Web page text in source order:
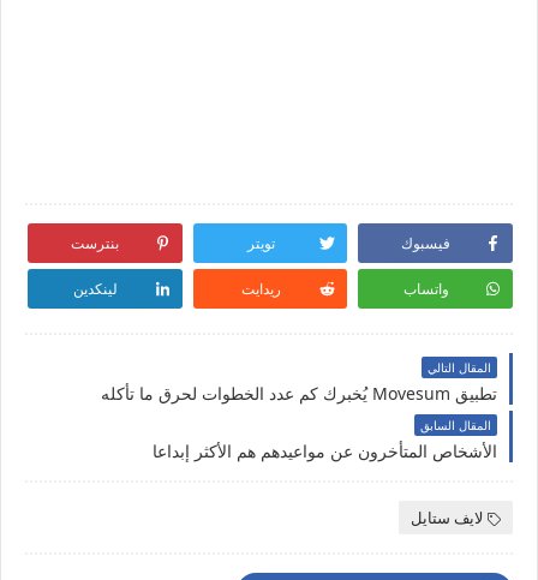
فيسبوك تويتر بنترست
واتساب ريدايت لينكدين
المقال التالي
تطبيق Movesum يُخبرك كم عدد الخطوات لحرق ما تأكله
المقال السابق
الأشخاص المتأخرون عن مواعيدهم هم الأكثر إبداعا
لايف ستايل